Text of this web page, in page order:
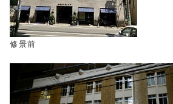
修景前